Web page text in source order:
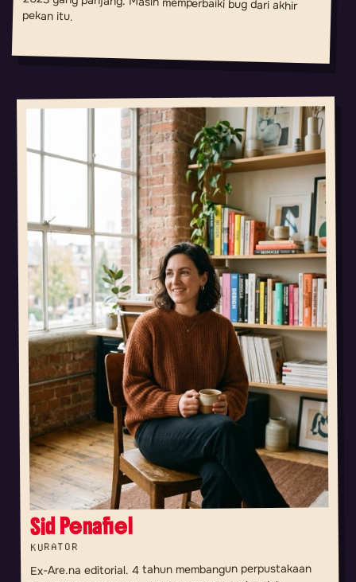
pekan itu.
Sid Penafiel
KURATOR
Ex-Are.na editorial. 4 tahun membangun perpustakaan